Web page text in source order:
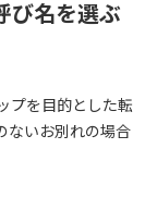
び名を選ぶ
プを目的とした転
ないお別れの場合